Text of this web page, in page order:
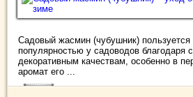
Садовый жасмин (чубушник)
популярностью у садоводов благодаря
декоративным качествам, особенно в
аромат его ...